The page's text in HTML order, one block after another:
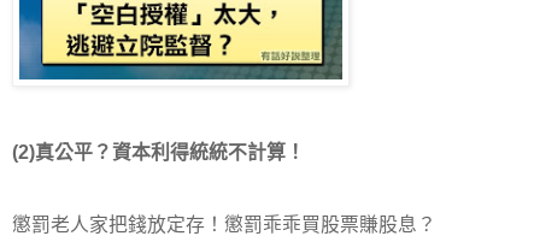
(2)真公平？資本利得統統不計算！
懲罰老人家把錢放定存！懲罰乖乖買股票賺股息？